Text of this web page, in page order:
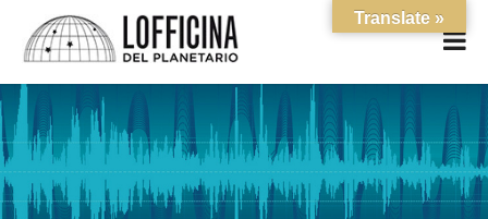
Translate »